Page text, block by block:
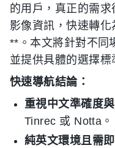
的用戶，真正的需
影像資訊，快速轉化
**。本文將針對不同
並提供具體的選擇標
快速導航結論：
重視中文準確度
Tinrec 或 Notta。
純英文環境且需